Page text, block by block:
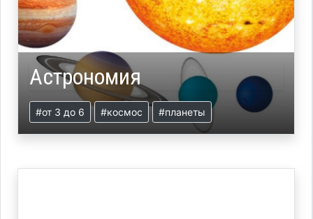
Астрономия
#от 3 до 6 #космос #планеты